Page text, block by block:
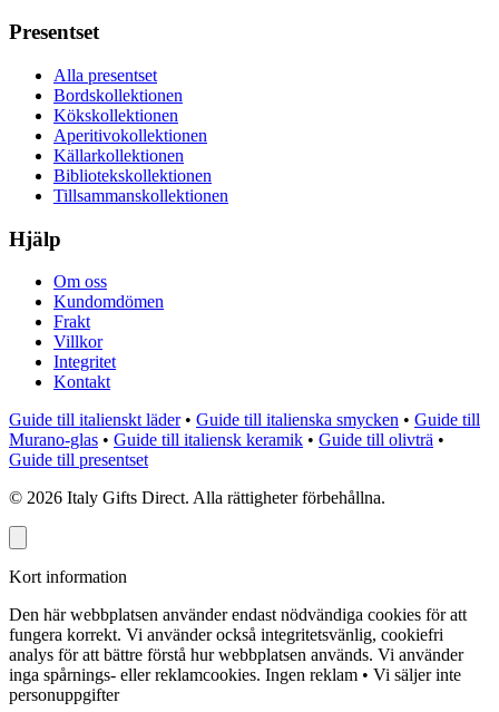
Presentset
Alla presentset
Bordskollektionen
Kökskollektionen
Aperitivokollektionen
Källarkollektionen
Bibliotekskollektionen
Tillsammanskollektionen
Hjälp
Om oss
Kundomdömen
Frakt
Villkor
Integritet
Kontakt
Guide till italienskt läder • Guide till italienska smycken • Guide till
Murano-glas • Guide till italiensk keramik • Guide till olivträ •
Guide till presentset
© 2026 Italy Gifts Direct. Alla rättigheter förbehållna.
Kort information
Den här webbplatsen använder endast nödvändiga cookies för att
fungera korrekt. Vi använder också integritetsvänlig, cookiefri
analys för att bättre förstå hur webbplatsen används. Vi använder
inga spårnings- eller reklamcookies. Ingen reklam • Vi säljer inte
personuppgifter